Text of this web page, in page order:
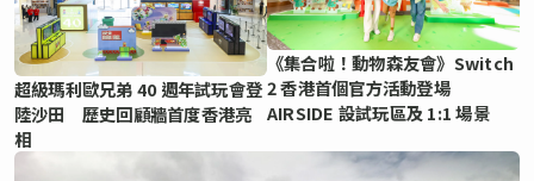
超級瑪利歐兄弟 40 週年試玩會登
陸沙田 歷史回顧牆首度香港亮
相
《集合啦！動物森友會》Switch
2 香港首個官方活動登場
AIRSIDE 設試玩區及 1:1 場景